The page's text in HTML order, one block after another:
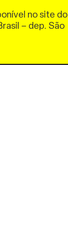
no site do
– dep. São